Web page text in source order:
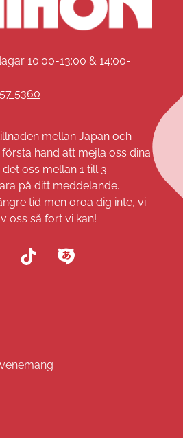
10:00-13:00 & 14:00-
5360
mellan Japan och
hand att mejla oss dina
oss mellan 1 till 3
på ditt meddelande.
tid men oroa dig inte, vi
oss så fort vi kan!